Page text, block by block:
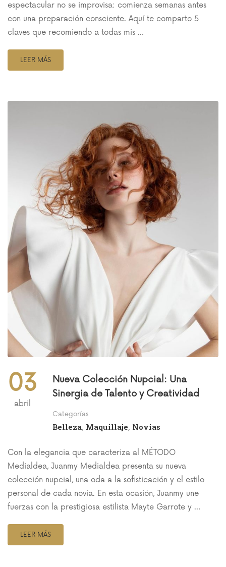
espectacular no se improvisa: comienza semanas antes
con una preparación consciente. Aquí te comparto 5
claves que recomiendo a todas mis …
LEER MÁS
03
abril
Nueva Colección Nupcial: Una
Sinergia de Talento y Creatividad
Categorías
Belleza, Maquillaje, Novias
Con la elegancia que caracteriza al MÉTODO
Medialdea, Juanmy Medialdea presenta su nueva
colección nupcial, una oda a la sofisticación y el estilo
personal de cada novia. En esta ocasión, Juanmy une
fuerzas con la prestigiosa estilista Mayte Garrote y …
LEER MÁS